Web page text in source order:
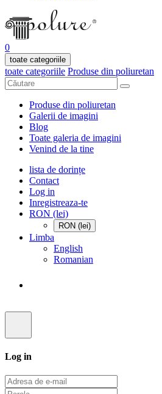
0
toate categoriile
toate categoriile Produse din poliuretan
Produse din poliuretan
Galerii de imagini
Blog
Toate galeria de imagini
Venind de la tine
lista de dorințe
Contact
Log in
Inregistreaza-te
RON (lei)
RON (lei)
Limba
English
Romanian
Log in